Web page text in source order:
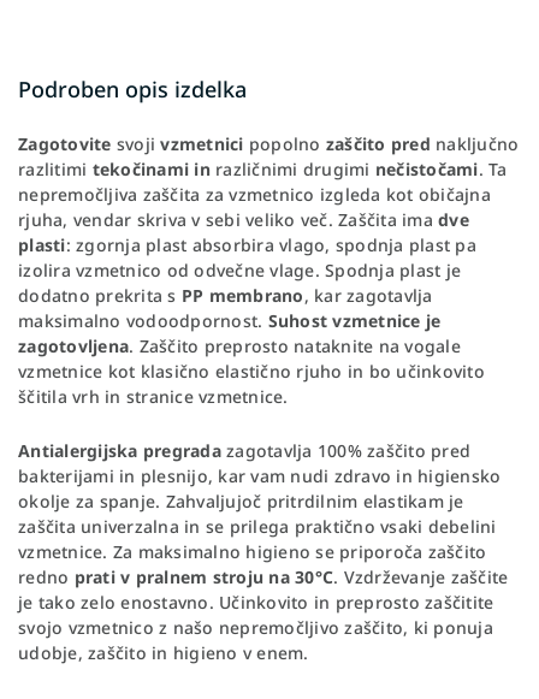
Podroben opis izdelka
Zagotovite svojivzmetnici popolno zaščito pred naključno
razlitimi tekočinami inrazličnimi drugimi nečistočami. Ta
nepremočljiva zaščita za vzmetnico izgleda kot običajna
rjuha, vendar skriva v sebi veliko več. Zaščita ima dve
plasti: zgornja plast absorbira vlago, spodnja plast pa
izolira vzmetnico od odvečne vlage. Spodnja plast je
dodatno prekrita s PP membrano, kar zagotavlja
maksimalno vodoodpornost. Suhost vzmetnice je
zagotovljena. Zaščito preprosto nataknite na vogale
vzmetnice kot klasično elastično rjuho in bo učinkovito
ščitila vrh in stranice vzmetnice.
Antialergijska pregradazagotavlja 100% zaščito pred
bakterijami in plesnijo, kar vam nudi zdravo in higiensko
okolje za spanje. Zahvaljujoč pritrdilnim elastikam je
zaščita univerzalna in se prilega praktično vsaki debelini
vzmetnice. Za maksimalno higieno se priporoča zaščito
redno prati v pralnem stroju na 30°C. Vzdrževanje zaščite
je tako zelo enostavno. Učinkovito in preprosto zaščitite
svojo vzmetnico z našo nepremočljivo zaščito, ki ponuja
udobje, zaščito in higieno v enem.